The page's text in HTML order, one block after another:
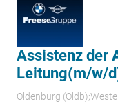
Assistenz der
Leitung(m/w/
Oldenburg